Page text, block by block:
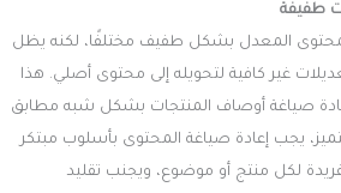
طفيفة
المعدل بشكل طفيف مختلفًا، لكنه يظل
غير كافية لتحويله إلى محتوى أصلي. هذا
صياغة أوصاف المنتجات بشكل شبه مطابق
يجب إعادة صياغة المحتوى بأسلوب مبتكر
لكل منتج أو موضوع، ويجنب تقليد